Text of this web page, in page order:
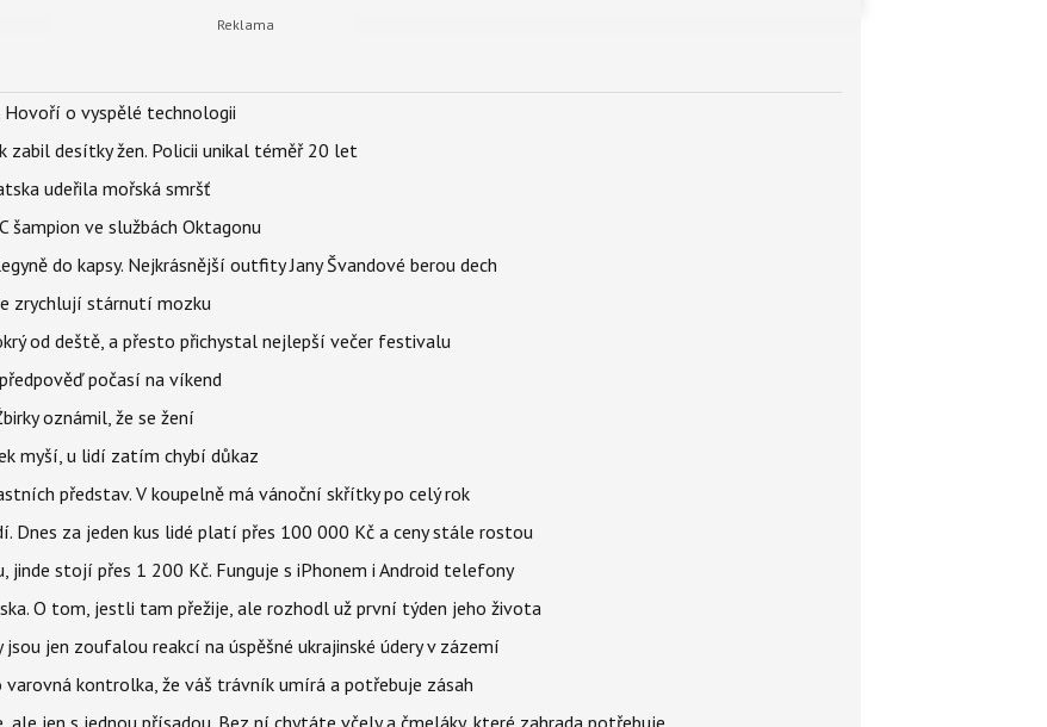
Hovoří o vyspělé technologii
zabil desítky žen. Policii unikal téměř 20 let
udeřila mořská smršť
šampion ve službách Oktagonu
do kapsy. Nejkrásnější outfity Jany Švandové berou dech
zrychlují stárnutí mozku
od deště, a přesto přichystal nejlepší večer festivalu
počasí na víkend
oznámil, že se žení
myší, u lidí zatím chybí důkaz
představ. V koupelně má vánoční skřítky po celý rok
Dnes za jeden kus lidé platí přes 100 000 Kč a ceny stále rostou
jinde stojí přes 1 200 Kč. Funguje s iPhonem i Android telefony
O tom, jestli tam přežije, ale rozhodl už první týden jeho života
jen zoufalou reakcí na úspěšné ukrajinské údery v zázemí
kontrolka, že váš trávník umírá a potřebuje zásah